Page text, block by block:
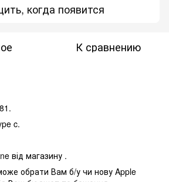
когда появится
К сравнению
c.
від магазину .
обрати Вам б/у чи нову Apple